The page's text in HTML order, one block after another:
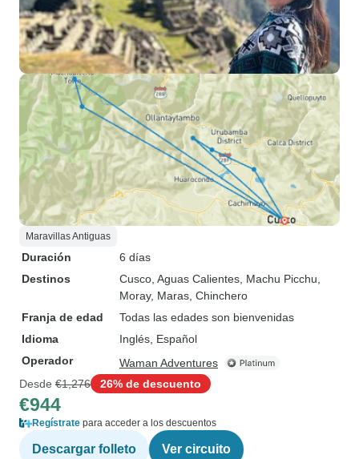
Maravillas Antiguas
Duración
6 días
Destinos
Cusco , Aguas Calientes , Machu Picchu
Moray, Maras , Chinchero
Franja de edad
Todas las edades son bienvenidas
Idioma
Inglés, Español
Operador
Waman Adventures
Desde €1,276 26% de descuento
€944
Regístrate para acceder a los descuentos
Descargar folleto Ver circuito